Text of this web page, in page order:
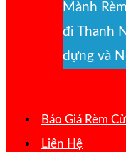
Mành
đi Thanh
dựng và
Báo Giá Rèm
Liên Hệ